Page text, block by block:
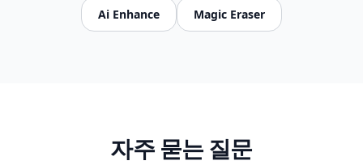
Ai Enhance Magic Eraser
자주 묻는 질문